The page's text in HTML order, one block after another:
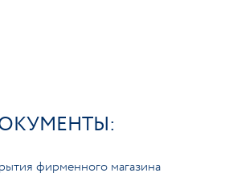
фирменного магазина